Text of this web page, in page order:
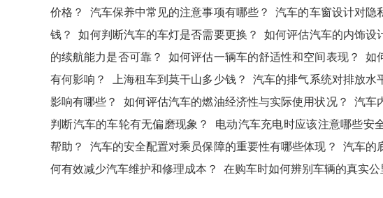
价格？
汽车保养中常见的注意事项有哪些？ 汽车的车窗设计对隐
钱？
如何判断汽车的车灯是否需要更换？ 如何评估汽车的内饰设
的续航能力是否可靠？
如何评估一辆车的舒适性和空间表现？ 如
有何影响？
上海租车到莫干山多少钱？ 汽车的排气系统对排放水
影响有哪些？
如何评估汽车的燃油经济性与实际使用状况？ 汽车
判断汽车的车轮有无偏磨现象？
电动汽车充电时应该注意哪些安
帮助？
汽车的安全配置对乘员保障的重要性有哪些体现？ 汽车的
何有效减少汽车维护和修理成本？
在购车时如何辨别车辆的真实公